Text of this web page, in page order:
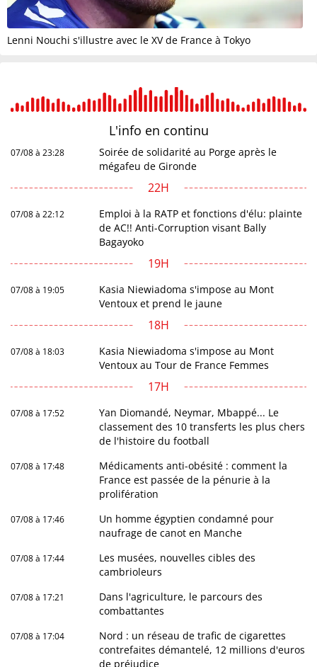
Lenni Nouchi s'illustre avec le XV de France à Tokyo
L'info en continu
07/08 à 23:28
Soirée de solidarité au Porge après le
mégafeu de Gironde
22H
07/08 à 22:12
Emploi à la RATP et fonctions d'élu: plainte
de AC!! Anti-Corruption visant Bally
Bagayoko
19H
07/08 à 19:05
Kasia Niewiadoma s'impose au Mont
Ventoux et prend le jaune
18H
07/08 à 18:03
Kasia Niewiadoma s'impose au Mont
Ventoux au Tour de France Femmes
17H
07/08 à 17:52
Yan Diomandé, Neymar, Mbappé... Le
classement des 10 transferts les plus chers
de l'histoire du football
07/08 à 17:48
Médicaments anti-obésité : comment la
France est passée de la pénurie à la
prolifération
07/08 à 17:46
Un homme égyptien condamné pour
naufrage de canot en Manche
07/08 à 17:44
Les musées, nouvelles cibles des
cambrioleurs
07/08 à 17:21
Dans l'agriculture, le parcours des
combattantes
07/08 à 17:04
Nord : un réseau de trafic de cigarettes
contrefaites démantelé, 12 millions d'euros
de préjudice